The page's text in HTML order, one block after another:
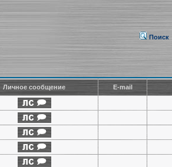
Поиск
Личное сообщение E-mail